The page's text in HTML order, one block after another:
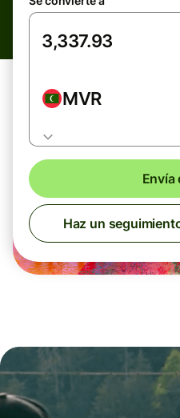
MVR
Envía
Haz un